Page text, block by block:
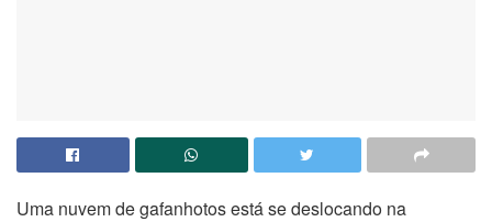
Uma nuvem de gafanhotos está se deslocando na